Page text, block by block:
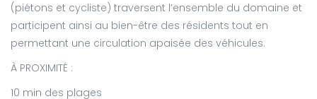
(piétons et cycliste) traversent l’ensemble du domaine et
participent ainsi au bien-être des résidents tout en
permettant une circulation apaisée des véhicules.
À PROXIMITÉ :
10 min des plages